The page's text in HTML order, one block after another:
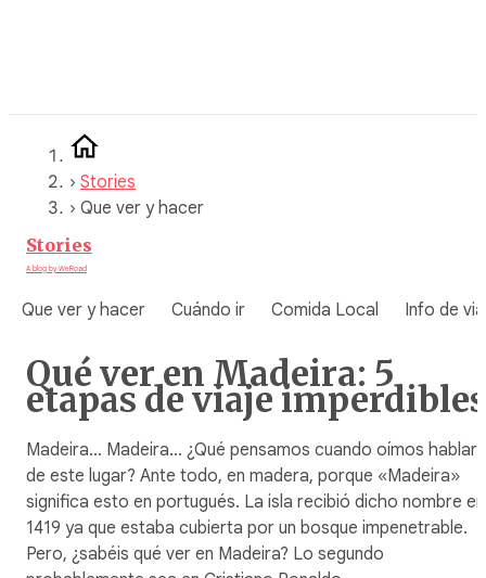
› Stories
› Que ver y hacer
Stories
A blog by WeRoad
Que ver y hacer Cuándo ir Comida Local Info de
Qué ver en Madeira: 5
etapas de viaje imperdibles
Madeira… Madeira… ¿Qué pensamos cuando oímos hablar
de este lugar? Ante todo, en madera, porque «Madeira»
significa esto en portugués. La isla recibió dicho nombre en
1419 ya que estaba cubierta por un bosque impenetrable.
Pero, ¿sabéis qué ver en Madeira? Lo segundo